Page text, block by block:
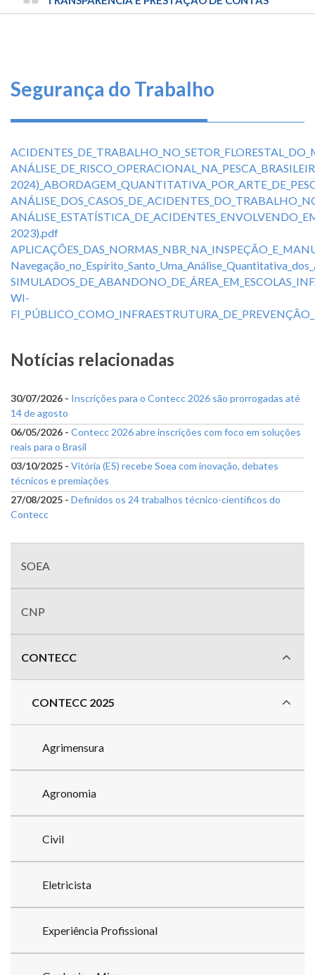
TRILHA
CONSELHO
FEDERAL
Segurança do Trabalho
2023).pdf
WI-
Notícias relacionadas
30/07/2026 - Inscrições para o Contecc 2026 são prorrogadas até
14 de agosto
06/05/2026 - Contecc 2026 abre inscrições com foco em soluções
reais para o Brasil
03/10/2025 - Vitória (ES) recebe Soea com inovação, debates
técnicos e premiações
27/08/2025 - Definidos os 24 trabalhos técnico-científicos do
Contecc
com
SOEA
CNP
CONTECC
CONTECC 2025
Agrimensura
Agronomia
Civil
Eletricista
Experiência Profissional